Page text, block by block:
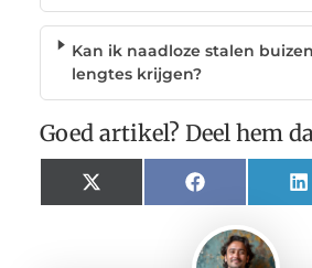
Kan ik naadloze stalen
lengtes krijgen?
Goed artikel? Deel hem
X
(Twitter)
Facebook